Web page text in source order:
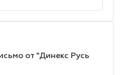
от "Динекс Русь